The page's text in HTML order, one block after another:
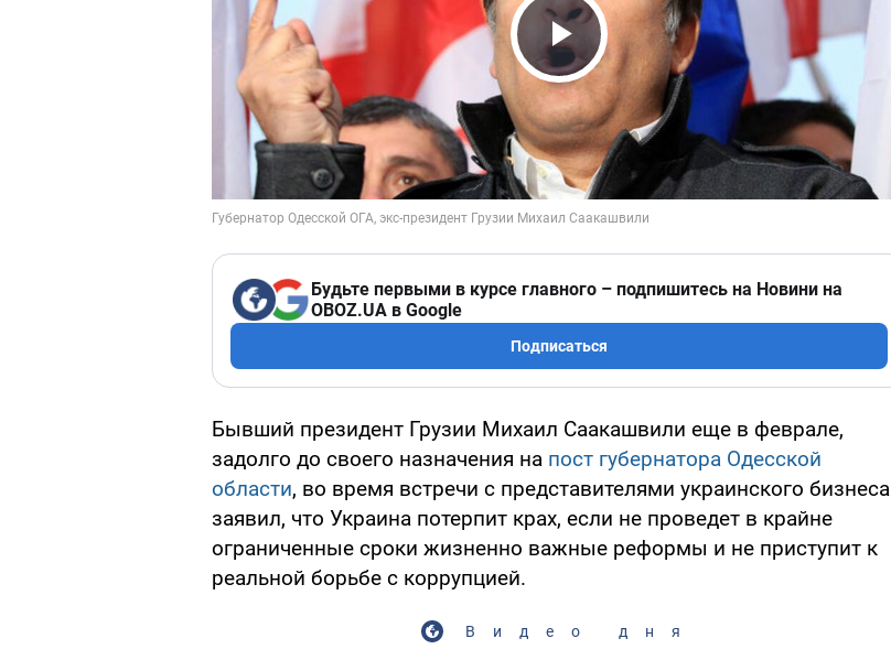
Play Video
Будьте первыми в курсе главного – подпишитесь на Новини на
OBOZ.UA в Google
Подписаться
Бывший президент Грузии Михаил Саакашвили еще в феврале,
задолго до своего назначения на пост губернатора Одесской
области, во время встречи с представителями украинского бизнеса
заявил, что Украина потерпит крах, если не проведет в крайне
ограниченные сроки жизненно важные реформы и не приступит к
реальной борьбе с коррупцией.
Видео дня